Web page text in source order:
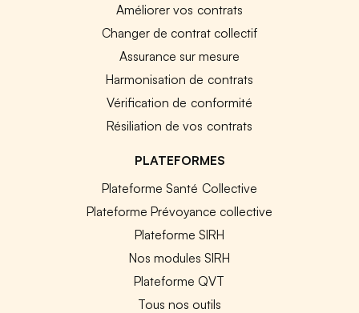
Améliorer vos contrats
Changer de contrat collectif
Assurance sur mesure
Harmonisation de contrats
Vérification de conformité
Résiliation de vos contrats
PLATEFORMES
Plateforme Santé Collective
Plateforme Prévoyance collective
Plateforme SIRH
Nos modules SIRH
Plateforme QVT
Tous nos outils